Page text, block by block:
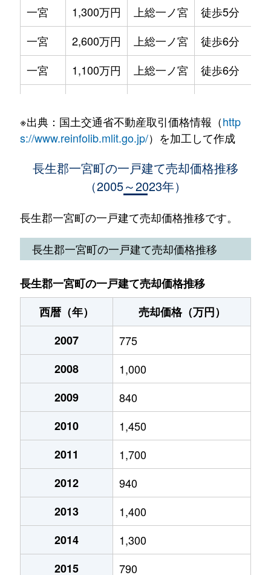
一宮
1,300万円 上総一ノ宮 徒歩5分
一宮
2,600万円 上総一ノ宮 徒歩6分
一宮
1,100万円 上総一ノ宮 徒歩6分
一宮
30万円 上総一ノ宮 徒歩21分
1,100万円 上総一ノ宮
船頭給
1,200万円 上総一ノ宮 徒歩28分
船頭給
3,300万円 上総一ノ宮 徒歩9分
東浪見
1,400万円 上総一ノ宮 徒歩8分
東浪見
3,200万円 上総一ノ宮 徒歩45分
東浪見
300万円
東浪見
3,800万円 東浪見
2,500万円 上総一ノ宮
※出典：国土交通省不動産取引価格情報（http
s://www.reinfolib.mlit.go.jp/）を加工して作成
長生郡一宮町の一戸建て売却価格推移
（2005～2023年）
長生郡一宮町の一戸建て売却価格推移です。
長生郡一宮町の一戸建て売却価格推移
長生郡一宮町の一戸建て売却価格推移
西暦（年）
売却価格（万円）
2007
775
2008
1,000
2009
840
2010
1,450
2011
1,700
2012
940
2013
1,400
2014
1,300
2015
790